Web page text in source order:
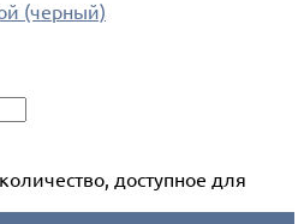
(черный)
доступное для